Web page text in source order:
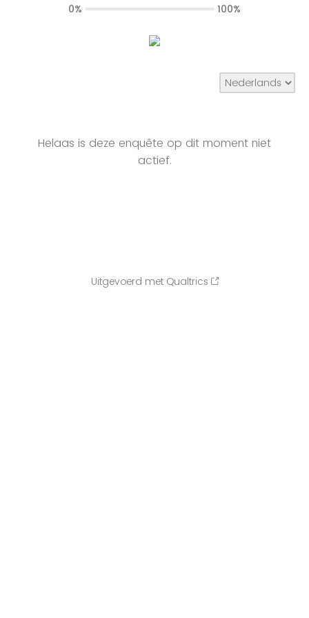
Helaas is deze enquête op dit moment niet
actief.
0% 100%
Uitgevoerd met Qualtrics